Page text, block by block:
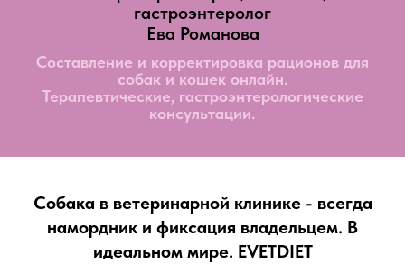
гастроэнтеролог
Ева Романова
Составление и корректировка рационов для
собак и кошек онлайн.
Терапевтические, гастроэнтерологические
консультации.
Собака в ветеринарной клинике - всегда
намордник и фиксация владельцем. В
идеальном мире. EVETDIET